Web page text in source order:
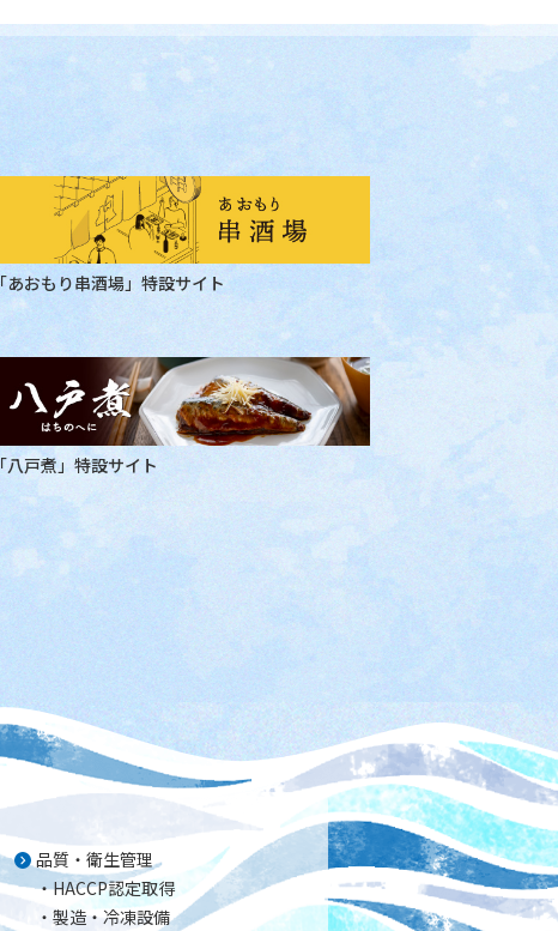
「あおもり串酒場」特設サイト
「八戸煮」特設サイト
品質・衛生管理
HACCP認定取得
製造・冷凍設備